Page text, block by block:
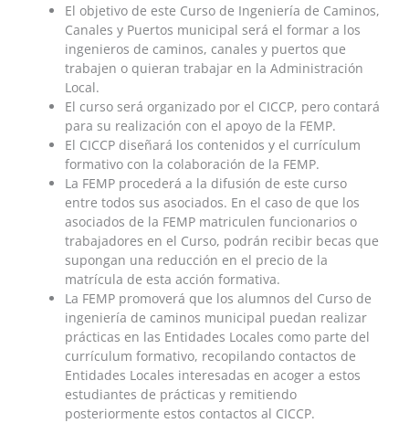
El objetivo de este Curso de Ingeniería de Caminos,
Canales y Puertos municipal será el formar a los
ingenieros de caminos, canales y puertos que
trabajen o quieran trabajar en la Administración
Local.
El curso será organizado por el CICCP, pero contará
para su realización con el apoyo de la FEMP.
El CICCP diseñará los contenidos y el currículum
formativo con la colaboración de la FEMP.
La FEMP procederá a la difusión de este curso
entre todos sus asociados. En el caso de que los
asociados de la FEMP matriculen funcionarios o
trabajadores en el Curso, podrán recibir becas que
supongan una reducción en el precio de la
matrícula de esta acción formativa.
La FEMP promoverá que los alumnos del Curso de
ingeniería de caminos municipal puedan realizar
prácticas en las Entidades Locales como parte del
currículum formativo, recopilando contactos de
Entidades Locales interesadas en acoger a estos
estudiantes de prácticas y remitiendo
posteriormente estos contactos al CICCP.